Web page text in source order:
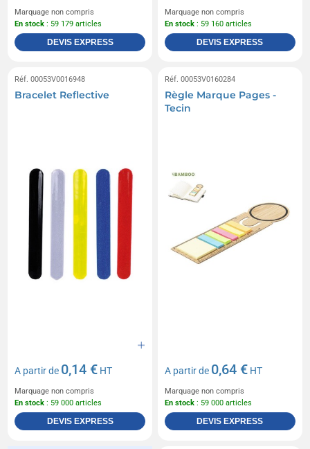
Marquage non compris
En stock : 59 179 articles
DEVIS EXPRESS
Marquage non compris
En stock : 59 160 articles
DEVIS EXPRESS
Réf. 00053V0016948
Bracelet Reflective
A partir de 0,14 € HT
Marquage non compris
En stock : 59 000 articles
DEVIS EXPRESS
Réf. 00053V0160284
Règle Marque Pages -
Tecin
A partir de 0,64 € HT
Marquage non compris
En stock : 59 000 articles
DEVIS EXPRESS